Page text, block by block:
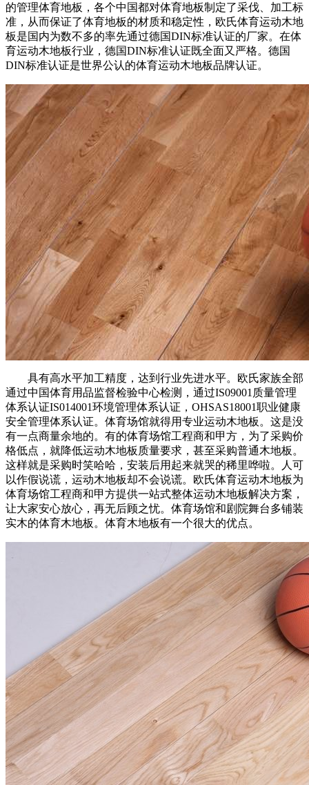
的管理体育地板，各个中国都对体育地板制定了采伐、加工标
准，从而保证了体育地板的材质和稳定性，欧氏体育运动木地
板是国内为数不多的率先通过德国DIN标准认证的厂家。在体
育运动木地板行业，德国DIN标准认证既全面又严格。德国
DIN标准认证是世界公认的体育运动木地板品牌认证。
具有高水平加工精度，达到行业先进水平。欧氏家族全部
通过中国体育用品监督检验中心检测，通过IS09001质量管理
体系认证IS014001环境管理体系认证，OHSAS18001职业健康
安全管理体系认证。体育场馆就得用专业运动木地板。这是没
有一点商量余地的。有的体育场馆工程商和甲方，为了采购价
格低点，就降低运动木地板质量要求，甚至采购普通木地板。
这样就是采购时笑哈哈，安装后用起来就哭的稀里哗啦。人可
以作假说谎，运动木地板却不会说谎。欧氏体育运动木地板为
体育场馆工程商和甲方提供一站式整体运动木地板解决方案，
让大家安心放心，再无后顾之忧。体育场馆和剧院舞台多铺装
实木的体育木地板。体育木地板有一个很大的优点。